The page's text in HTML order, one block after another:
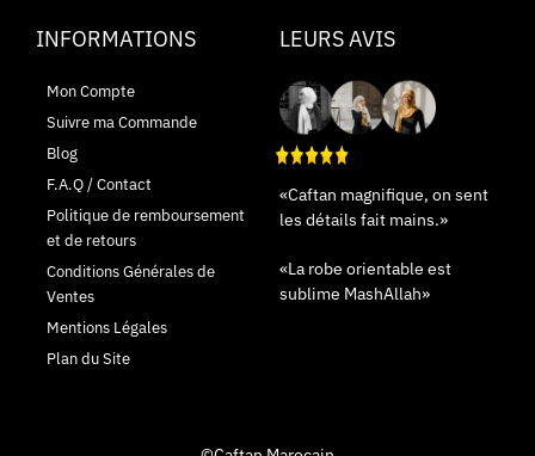
INFORMATIONS
Mon Compte
Suivre ma Commande
Blog
F.A.Q / Contact
Politique de remboursement
et de retours
Conditions Générales de
Ventes
Mentions Légales
Plan du Site
LEURS AVIS
«Caftan magnifique, on sent
les détails fait mains.»
«La robe orientable est
sublime MashAllah»